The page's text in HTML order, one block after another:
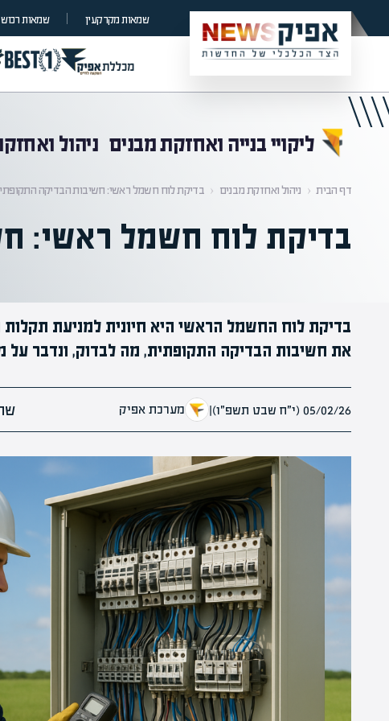
שמאות מקרקעין שמאות רכוש
ליקויי בנייה ואחזקת מבנים ניהול
דף הבית ‹ ניהול ואחזקת מבנים ‹ בדיקת לוח חשמל ראשי: חשיבות הבדיקה
בדיקת לוח חשמל ראשי:
בדיקת לוח החשמל הראשי היא חיונית למניעת
את חשיבות הבדיקה התקופתית, מה לבדוק, ונדבר על
05/02/26 (י״ח שבט תשפ״ו) | מערכת אפיק